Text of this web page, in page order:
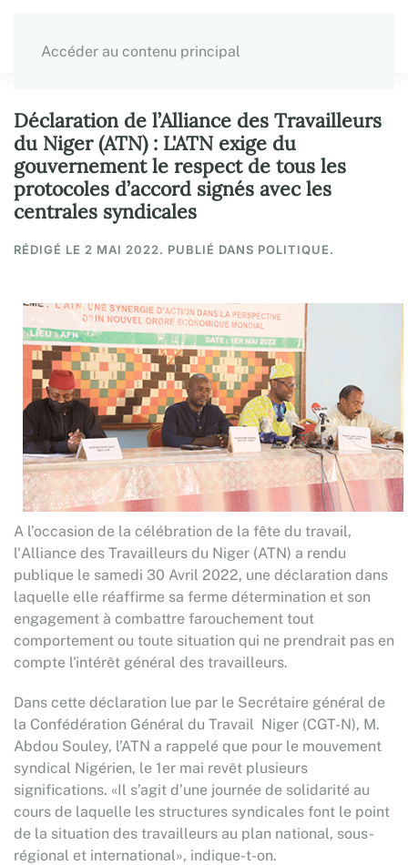
Accéder au contenu principal
Déclaration de l’Alliance des Travailleurs
du Niger (ATN) : L'ATN exige du
gouvernement le respect de tous les
protocoles d’accord signés avec les
centrales syndicales
RÉDIGÉ LE 2 MAI 2022. PUBLIÉ DANS POLITIQUE.
A l’occasion de la célébration de la fête du travail,
l'Alliance des Travailleurs du Niger (ATN) a rendu
publique le samedi 30 Avril 2022, une déclaration dans
laquelle elle réaffirme sa ferme détermination et son
engagement à combattre farouchement tout
comportement ou toute situation qui ne prendrait pas en
compte l'intérêt général des travailleurs.
Dans cette déclaration lue par le Secrétaire général de
la Confédération Général du Travail Niger (CGT-N), M.
Abdou Souley, l’ATN a rappelé que pour le mouvement
syndical Nigérien, le 1er mai revêt plusieurs
significations. «Il s’agit d’une journée de solidarité au
cours de laquelle les structures syndicales font le point
de la situation des travailleurs au plan national, sous-
régional et international», indique-t-on.